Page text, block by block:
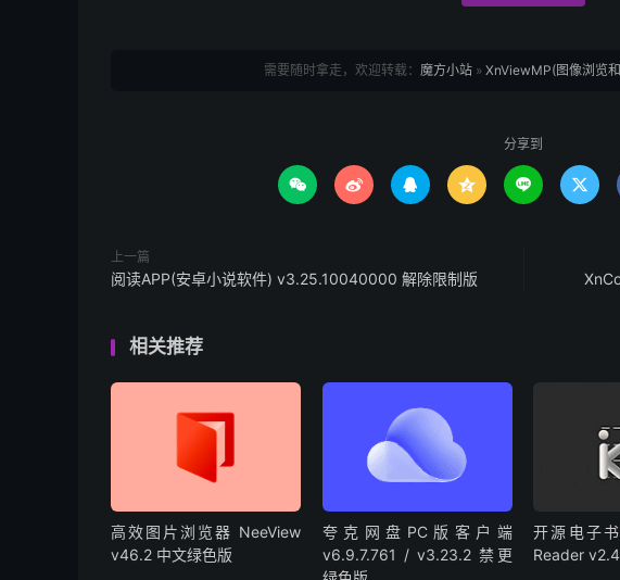
需要随时拿走，欢迎转载： 魔方小站» XnViewMP(图像浏览
分享到
     
上一篇
阅读APP(安卓小说软件) v3.25.10040000 解除限制版
相关推荐
高效图片浏览器 NeeView
v46.2 中文绿色版
夸克网盘PC版客户端
v6.9.7.761 / v3.23.2 禁更
开源电子
Reader